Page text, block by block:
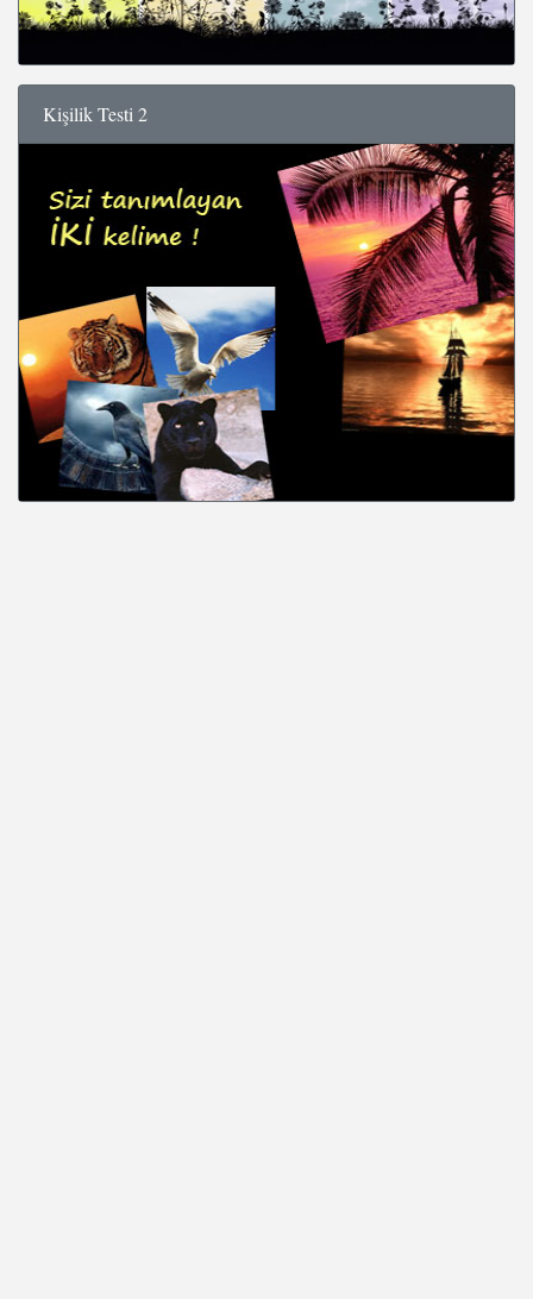
Kişilik Testi 2